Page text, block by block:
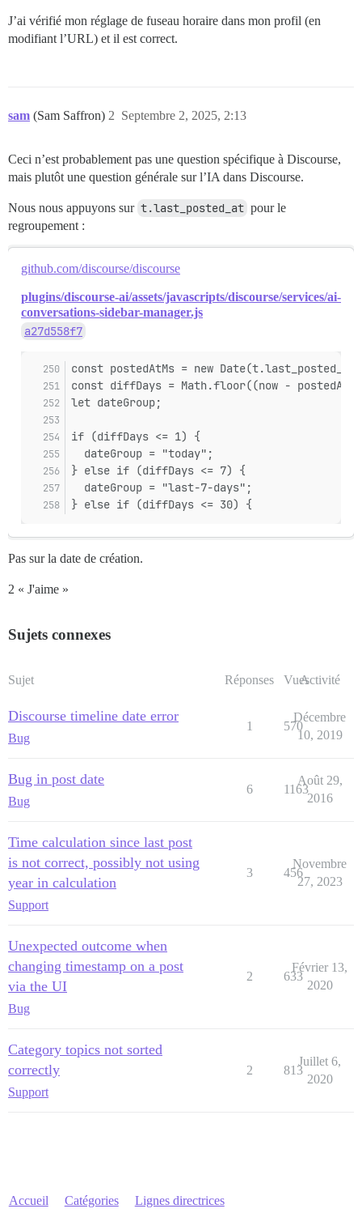
J’ai vérifié mon réglage de fuseau horaire dans mon profil (en
modifiant l’URL) et il est correct.
sam (Sam Saffron) Septembre 2, 2025, 2:13
2
Ceci n’est probablement pas une question spécifique à Discourse,
mais plutôt une question générale sur l’IA dans Discourse.
Nous nous appuyons sur t.last_posted_at pour le
regroupement :
github.com/discourse/discourse
plugins/discourse-ai/assets/javascripts/discourse/services/ai-
conversations-sidebar-manager.js
a27d558f7
const postedAtMs = new
const diffDays = Math.floor((now -
let dateGroup;
if (diffDays <= 1) {
  dateGroup = "today";
} else if (diffDays <= 7) {
  dateGroup = "last-7-days";
} else if (diffDays <= 30) {
Pas sur la date de création.
2 « J'aime »
Sujets connexes
Sujet Réponses VuesActivité
Discourse timeline date error
Bug
1 570
Décembre
10, 2019
Bug in post date
Bug
6 1163
Août 29,
2016
Time calculation since last post
is not correct, possibly not using
year in calculation
Support
3 456
Novembre
27, 2023
Unexpected outcome when
changing timestamp on a post
via the UI
Bug
2 633
Février 13,
2020
Category topics not sorted
correctly
Support
2 813
Juillet 6,
2020
Accueil Catégories Lignes directrices